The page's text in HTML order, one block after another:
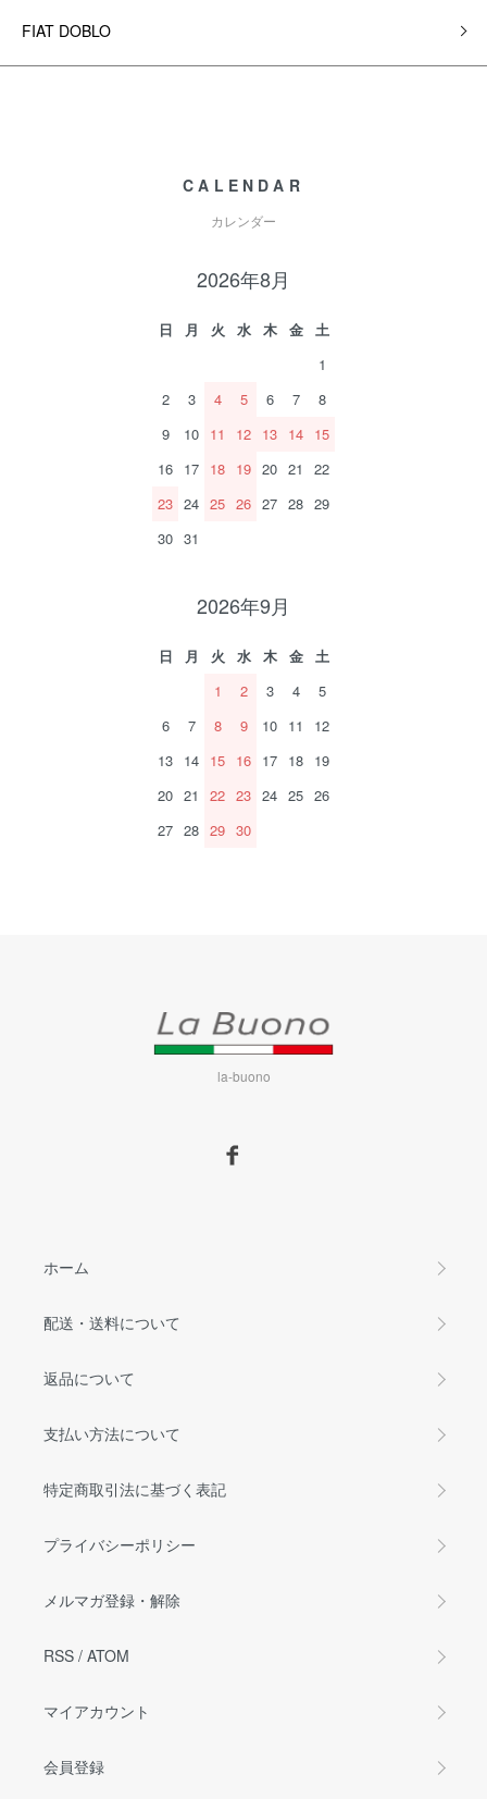
FIAT DOBLO
CALENDAR
カレンダー
2026年8月
日 月 火 水 木 金
土
1
2
3 4 5 6 7
8
9
10 11 12 13 14 15
16 17 18 19 20 21
22
23 24 25 26 27 28 29
30 31
2026年9月
日 月 火 水 木 金
土
1
2 3 4
5
6
7 8 9 10 11
12
13 14 15 16 17 18 19
20 21 22 23 24 25 26
27 28 29 30
la-buono
ホーム
配送・送料について
返品について
支払い方法について
特定商取引法に基づく表記
プライバシーポリシー
メルマガ登録・解除
RSS / ATOM
マイアカウント
会員登録